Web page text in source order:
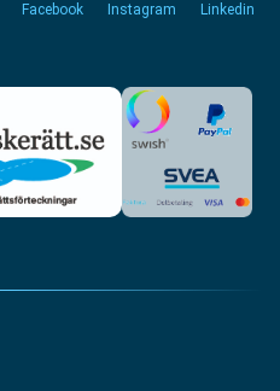
Facebook Instagram Linkedin